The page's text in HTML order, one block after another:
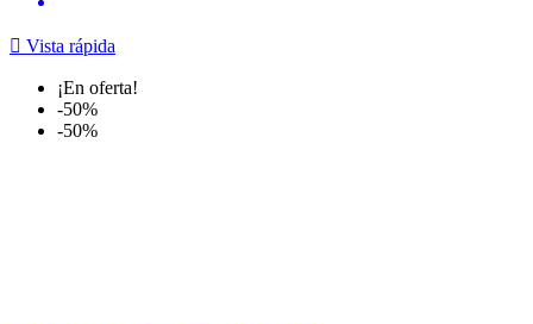
 Vista rápida
¡En oferta!
-50%
-50%